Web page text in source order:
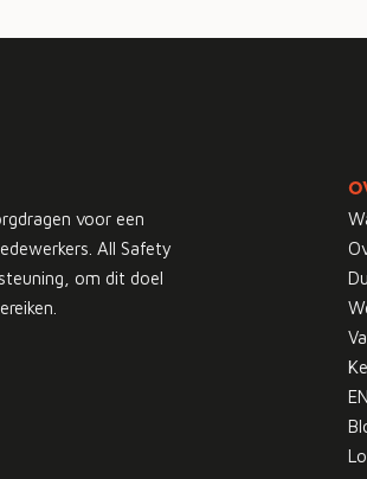
voor een
All Safety
om dit doel